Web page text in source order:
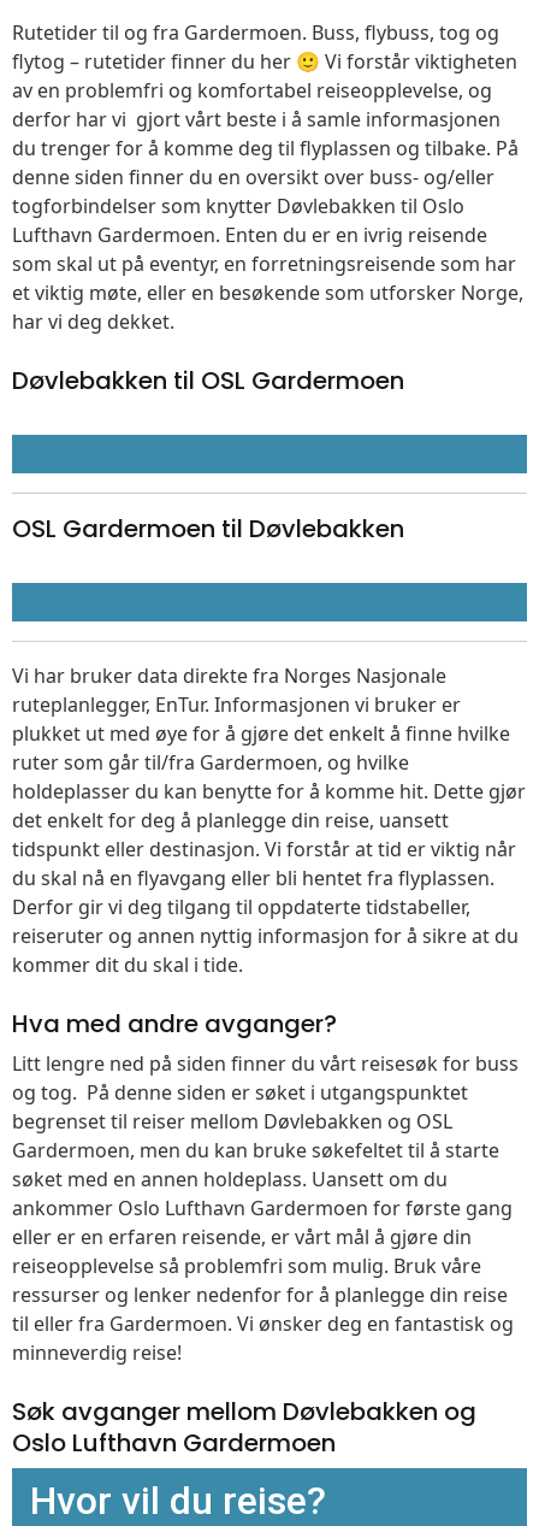
Rutetider til og fra Gardermoen. Buss, flybuss, tog og
flytog – rutetider finner du her 🙂 Vi forstår viktigheten
av en problemfri og komfortabel reiseopplevelse, og
derfor har vi gjort vårt beste i å samle informasjonen
du trenger for å komme deg til flyplassen og tilbake. På
denne siden finner du en oversikt over buss- og/eller
togforbindelser som knytter Døvlebakken til Oslo
Lufthavn Gardermoen. Enten du er en ivrig reisende
som skal ut på eventyr, en forretningsreisende som har
et viktig møte, eller en besøkende som utforsker Norge,
har vi deg dekket.
Døvlebakken til OSL Gardermoen
OSL Gardermoen til Døvlebakken
Vi har bruker data direkte fra Norges Nasjonale
ruteplanlegger, EnTur. Informasjonen vi bruker er
plukket ut med øye for å gjøre det enkelt å finne hvilke
ruter som går til/fra Gardermoen, og hvilke
holdeplasser du kan benytte for å komme hit. Dette gjør
det enkelt for deg å planlegge din reise, uansett
tidspunkt eller destinasjon. Vi forstår at tid er viktig når
du skal nå en flyavgang eller bli hentet fra flyplassen.
Derfor gir vi deg tilgang til oppdaterte tidstabeller,
reiseruter og annen nyttig informasjon for å sikre at du
kommer dit du skal i tide.
Hva med andre avganger?
Litt lengre ned på siden finner du vårt reisesøk for buss
og tog. På denne siden er søket i utgangspunktet
begrenset til reiser mellom Døvlebakken og OSL
Gardermoen, men du kan bruke søkefeltet til å starte
søket med en annen holdeplass. Uansett om du
ankommer Oslo Lufthavn Gardermoen for første gang
eller er en erfaren reisende, er vårt mål å gjøre din
reiseopplevelse så problemfri som mulig. Bruk våre
ressurser og lenker nedenfor for å planlegge din reise
til eller fra Gardermoen. Vi ønsker deg en fantastisk og
minneverdig reise!
Søk avganger mellom Døvlebakken og
Oslo Lufthavn Gardermoen
Hvor vil du reise?